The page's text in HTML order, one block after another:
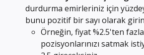
durdurma emirleriniz için
bunu pozitif bir sayı olarak
Örneğin, fiyat %2.5'ten
pozisyonlarınızı satmak